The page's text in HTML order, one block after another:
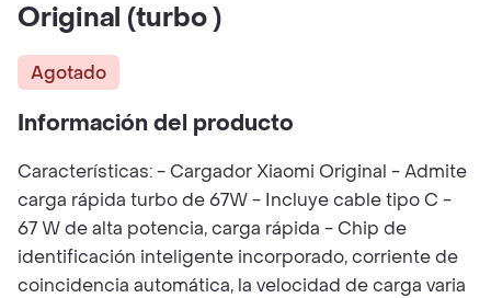
Original (turbo )
Agotado
Información del producto
Características: - Cargador Xiaomi Original - Admite
carga rápida turbo de 67W - Incluye cable tipo C -
67 W de alta potencia, carga rápida - Chip de
identificación inteligente incorporado, corriente de
coincidencia automática, la velocidad de carga varia